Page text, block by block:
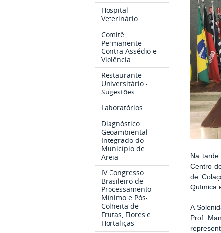
Hospital
Veterinário
Comitê
Permanente
Contra Assédio e
Violência
Restaurante
Universitário -
Sugestões
Laboratórios
Diagnóstico
Geoambiental
Integrado do
Município de
Areia
IV Congresso
Brasileiro de
Processamento
Mínimo e Pós-
Colheita de
Frutas, Flores e
Hortaliças
Na tarde
Centro
de
Química
A
Prof.